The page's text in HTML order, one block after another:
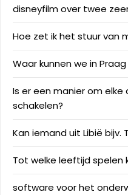
disneyfilm over twee
Hoe zet ik het stuur van
Waar kunnen we in
Is er een manier om
schakelen?
Kan iemand uit Libië bijv.
Tot welke leeftijd spelen
software voor het